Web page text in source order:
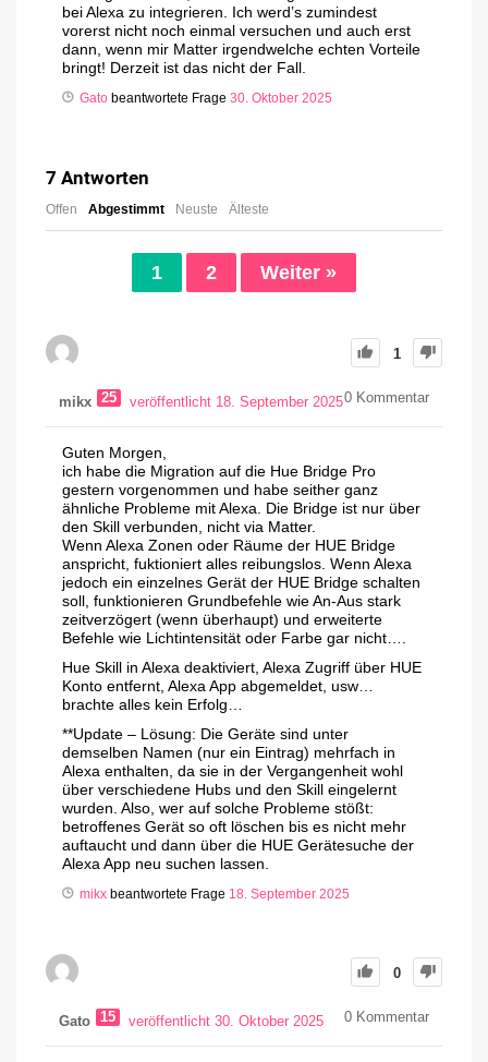
bei Alexa zu integrieren. Ich werd’s zumindest
vorerst nicht noch einmal versuchen und auch erst
dann, wenn mir Matter irgendwelche echten Vorteile
bringt! Derzeit ist das nicht der Fall.
Gato beantwortete Frage 30. Oktober 2025
7 Antworten
Offen Abgestimmt Neuste Älteste
1 2 Weiter »
1
mikx 25 veröffentlicht 18. September 20250 Kommentar
Guten Morgen,
ich habe die Migration auf die Hue Bridge Pro
gestern vorgenommen und habe seither ganz
ähnliche Probleme mit Alexa. Die Bridge ist nur über
den Skill verbunden, nicht via Matter.
Wenn Alexa Zonen oder Räume der HUE Bridge
anspricht, fuktioniert alles reibungslos. Wenn Alexa
jedoch ein einzelnes Gerät der HUE Bridge schalten
soll, funktionieren Grundbefehle wie An-Aus stark
zeitverzögert (wenn überhaupt) und erweiterte
Befehle wie Lichtintensität oder Farbe gar nicht….
Hue Skill in Alexa deaktiviert, Alexa Zugriff über HUE
Konto entfernt, Alexa App abgemeldet, usw…
brachte alles kein Erfolg…
**Update – Lösung: Die Geräte sind unter
demselben Namen (nur ein Eintrag) mehrfach in
Alexa enthalten, da sie in der Vergangenheit wohl
über verschiedene Hubs und den Skill eingelernt
wurden. Also, wer auf solche Probleme stößt:
betroffenes Gerät so oft löschen bis es nicht mehr
auftaucht und dann über die HUE Gerätesuche der
Alexa App neu suchen lassen.
mikx beantwortete Frage 18. September 2025
0
Gato 15 veröffentlicht 30. Oktober 2025 0 Kommentar